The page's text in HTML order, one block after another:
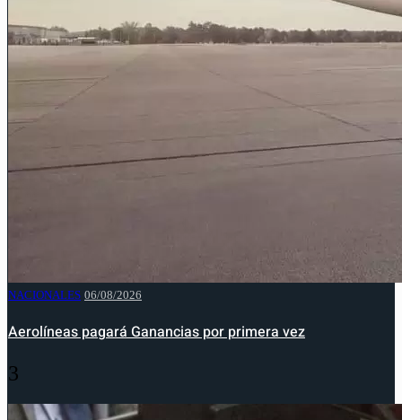
NACIONALES 06/08/2026
Aerolíneas pagará Ganancias por primera vez
3